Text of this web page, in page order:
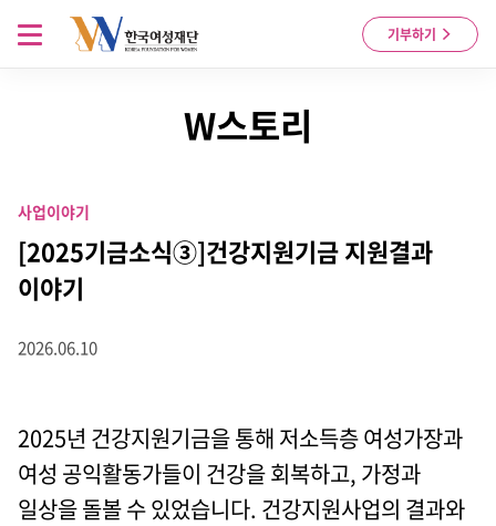
Skip to content
기부하기
메뉴 열기
W스토리
사업이야기
[2025기금소식③]건강지원기금 지원결과
이야기
2026.06.10
2025년 건강지원기금을 통해 저소득층 여성가장과
여성 공익활동가들이 건강을 회복하고, 가정과
일상을 돌볼 수 있었습니다. 건강지원사업의 결과와